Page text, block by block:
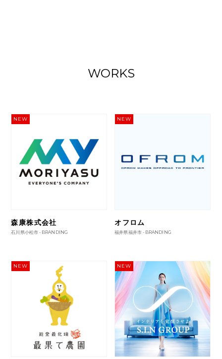
WORKS
NEW
森康株式会社
石川県小松市 - BRANDING
NEW
オフロム
福井県福井市 - BRANDING
NEW NEW